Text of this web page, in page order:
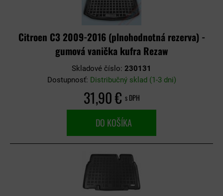
Citroen C3 2009-2016 (plnohodnotná rezerva) -
gumová vanička kufra Rezaw
Skladové číslo: 230131
Dostupnosť: Distribučný sklad (1-3 dni)
31,90 € s DPH
DO KOŠÍKA